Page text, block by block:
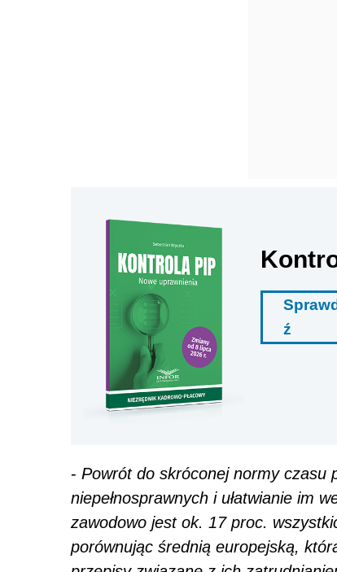
Sprawd
ź
- Powrót do skróconej normy czasu
niepełnosprawnych i ułatwianie im
zawodowo jest ok. 17 proc.
porównując średnią europejską,